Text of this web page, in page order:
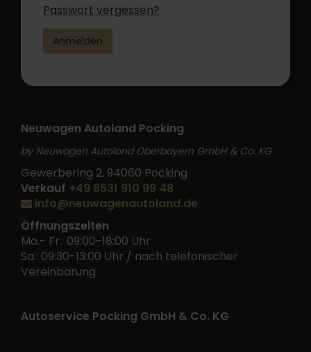
Passwort vergessen?
Anmelden
Neuwagen Autoland Pocking
by Neuwagen Autoland Oberbayern GmbH & Co. KG
Gewerbering 2, 94060 Pocking
Verkauf +49 8531 910 99 48
info@neuwagenautoland.de
Öffnungszeiten
Mo.- Fr.: 09:00-18:00 Uhr
Sa.: 09:30-13:00 Uhr / nach telefonischer
Vereinbarung
Autoservice Pocking GmbH & Co. KG